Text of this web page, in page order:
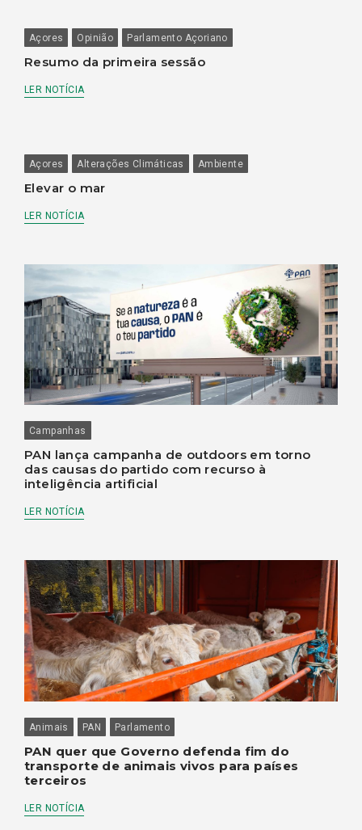
Açores Opinião Parlamento Açoriano
Resumo da primeira sessão
LER NOTÍCIA
Açores Alterações Climáticas Ambiente
Elevar o mar
LER NOTÍCIA
Campanhas
PAN lança campanha de outdoors em torno
das causas do partido com recurso à
inteligência artificial
LER NOTÍCIA
Animais PAN Parlamento
PAN quer que Governo defenda fim do
transporte de animais vivos para países
terceiros
LER NOTÍCIA